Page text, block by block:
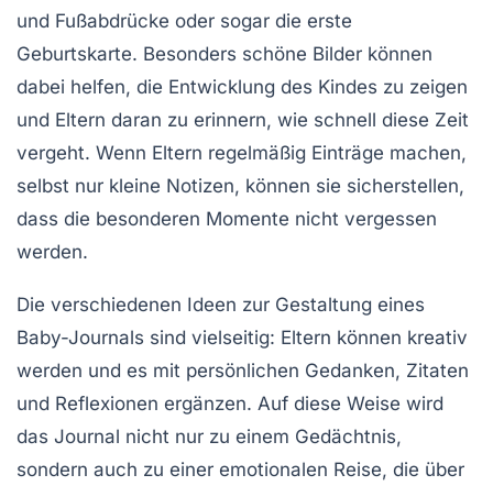
und Fußabdrücke oder sogar die erste
Geburtskarte. Besonders schöne Bilder können
dabei helfen, die Entwicklung des Kindes zu zeigen
und Eltern daran zu erinnern, wie schnell diese Zeit
vergeht. Wenn Eltern regelmäßig Einträge machen,
selbst nur kleine Notizen, können sie sicherstellen,
dass die besonderen Momente nicht vergessen
werden.
Die verschiedenen Ideen zur Gestaltung eines
Baby-Journals sind vielseitig: Eltern können kreativ
werden und es mit persönlichen Gedanken, Zitaten
und Reflexionen ergänzen. Auf diese Weise wird
das Journal nicht nur zu einem Gedächtnis,
sondern auch zu einer emotionalen Reise, die über